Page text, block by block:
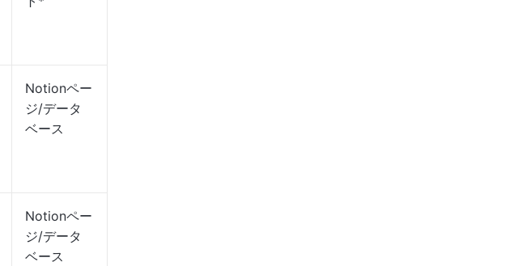
Notionペー
ジ/データ
ベース
Notionペー
ジ/データ
ベース